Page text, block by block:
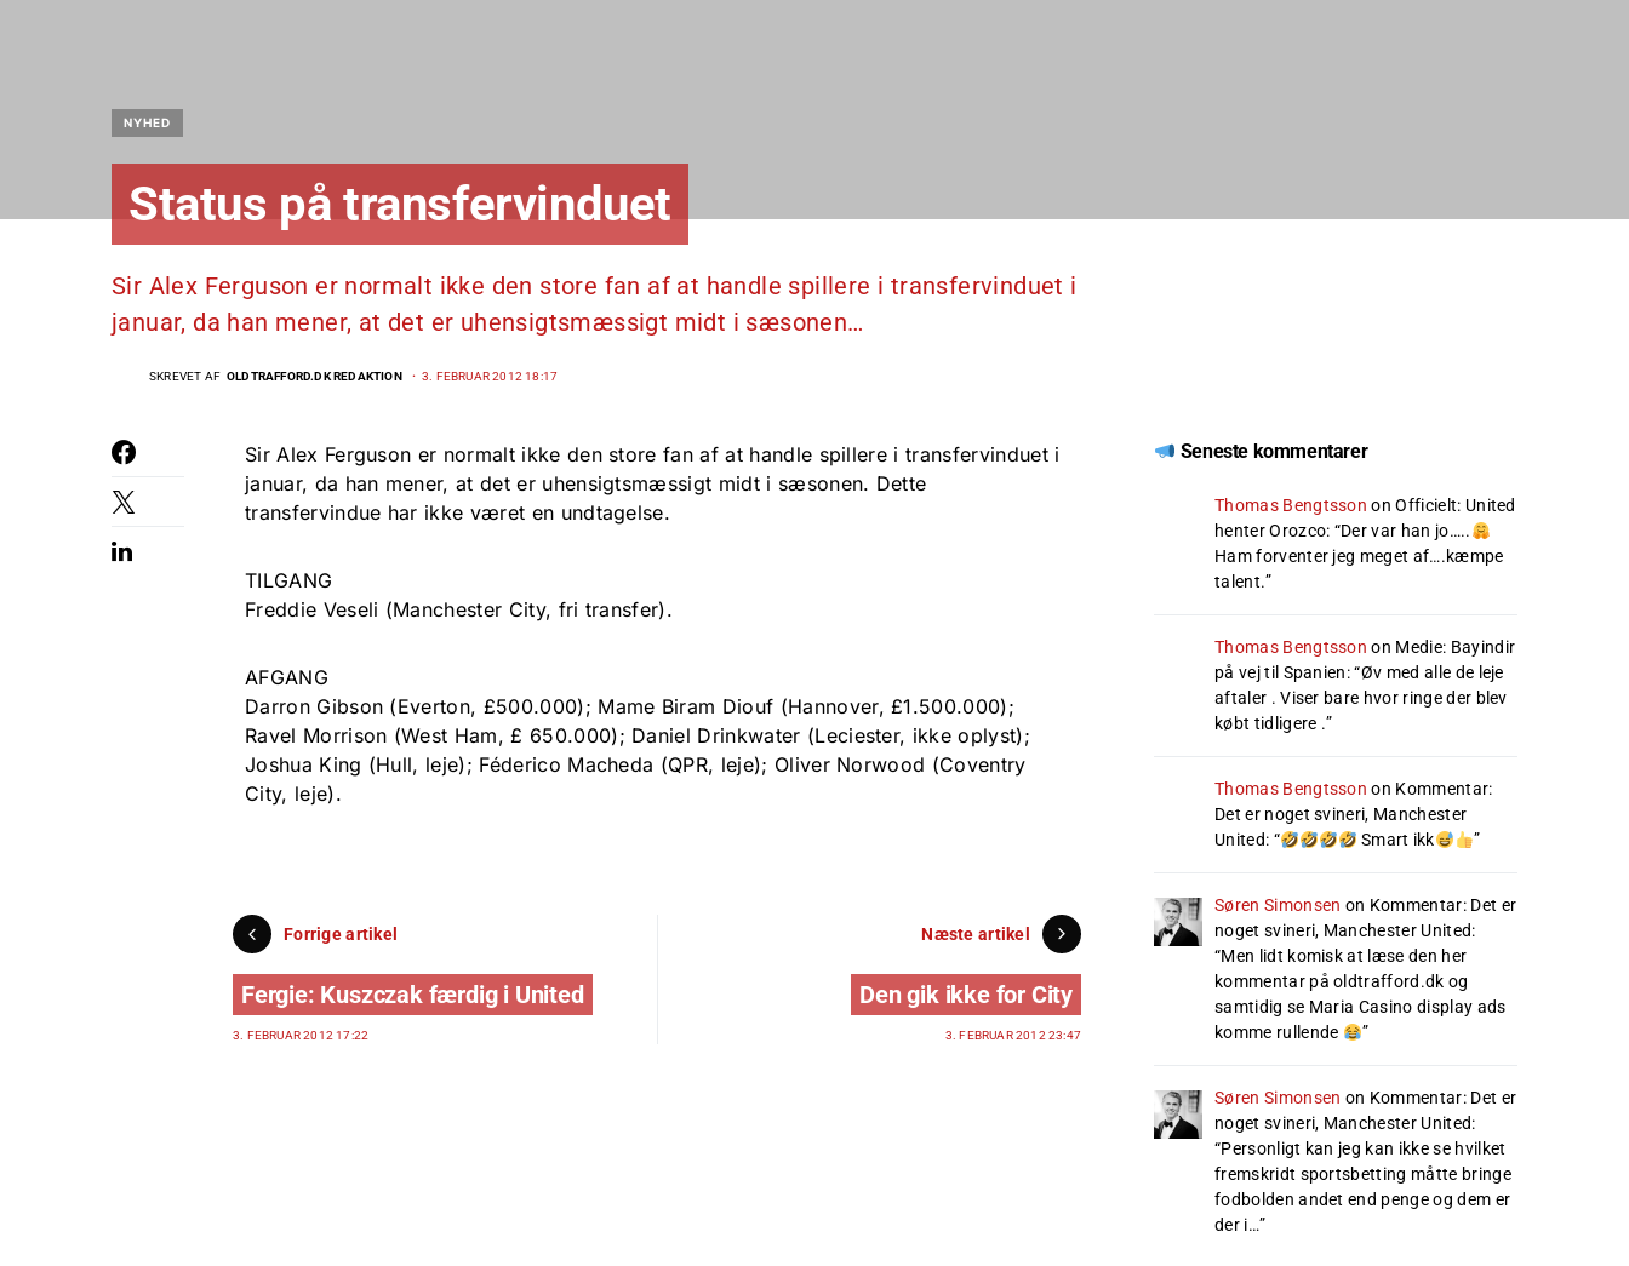
NYHED
Status på transfervinduet
Sir Alex Ferguson er normalt ikke den store fan af at handle spillere i transfervinduet i
januar, da han mener, at det er uhensigtsmæssigt midt i sæsonen…
SKREVET AF OLDTRAFFORD.DK REDAKTION 3. FEBRUAR 2012 18:17
Sir Alex Ferguson er normalt ikke den store fan af at handle spillere i transfervinduet i
januar, da han mener, at det er uhensigtsmæssigt midt i sæsonen. Dette
transfervindue har ikke været en undtagelse.
TILGANG
Freddie Veseli (Manchester City, fri transfer).
AFGANG
Darron Gibson (Everton, £500.000); Mame Biram Diouf (Hannover, £1.500.000);
Ravel Morrison (West Ham, £ 650.000); Daniel Drinkwater (Leciester, ikke oplyst);
Joshua King (Hull, leje); Féderico Macheda (QPR, leje); Oliver Norwood (Coventry
City, leje).
Forrige artikel
Fergie: Kuszczak færdig i United
3. FEBRUAR 2012 17:22
Næste artikel
Den gik ikke for City
3. FEBRUAR 2012 23:47
Seneste kommentarer
Thomas Bengtsson onOfficielt: United
henter Orozco: “Der var han jo…..
Ham forventer jeg meget af….kæmpe
talent.”
Thomas Bengtsson on Medie: Bayindir
på vej til Spanien: “Øv med alle de leje
aftaler . Viser bare hvor ringe der blev
købt tidligere .”
Thomas Bengtsson on Kommentar:
Det er noget svineri, Manchester
United: “ Smart ikk ”
Søren Simonsen on Kommentar: Det er
noget svineri, Manchester United:
“Men lidt komisk at læse den her
kommentar på oldtrafford.dk og
samtidig se Maria Casino display ads
komme rullende
”
Søren Simonsen on Kommentar: Det er
noget svineri, Manchester United:
“Personligt kan jeg kan ikke se hvilket
fremskridt sportsbetting måtte bringe
fodbolden andet end penge og dem er
der i…”